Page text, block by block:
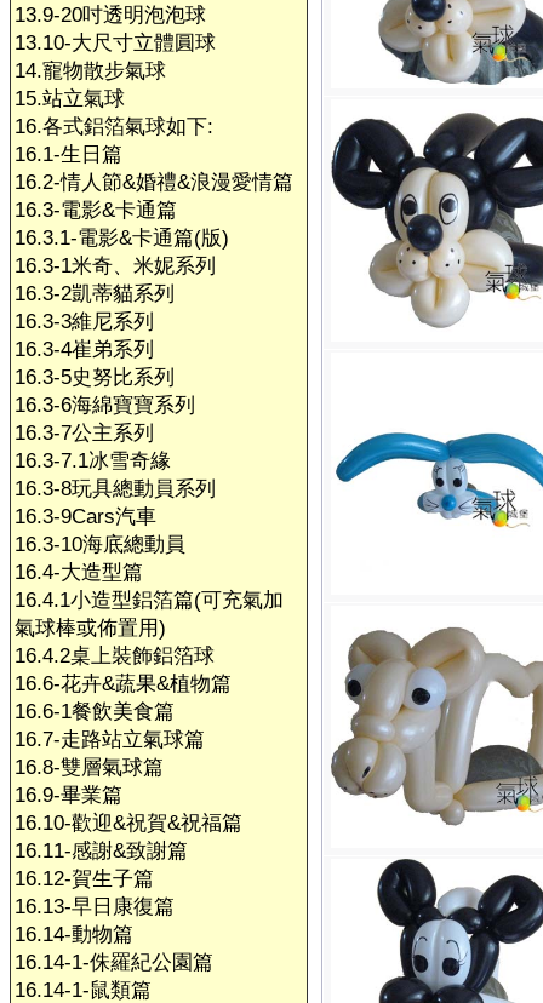
13.9-20吋透明泡泡球
13.10-大尺寸立體圓球
14.寵物散步氣球
15.站立氣球
16.各式鋁箔氣球如下:
16.1-生日篇
16.2-情人節&婚禮&浪漫愛情篇
16.3-電影&卡通篇
16.3.1-電影&卡通篇(版)
16.3-1米奇、米妮系列
16.3-2凱蒂貓系列
16.3-3維尼系列
16.3-4崔弟系列
16.3-5史努比系列
16.3-6海綿寶寶系列
16.3-7公主系列
16.3-7.1冰雪奇緣
16.3-8玩具總動員系列
16.3-9Cars汽車
16.3-10海底總動員
16.4-大造型篇
16.4.1小造型鋁箔篇(可充氣加
氣球棒或佈置用)
16.4.2桌上裝飾鋁箔球
16.6-花卉&蔬果&植物篇
16.6-1餐飲美食篇
16.7-走路站立氣球篇
16.8-雙層氣球篇
16.9-畢業篇
16.10-歡迎&祝賀&祝福篇
16.11-感謝&致謝篇
16.12-賀生子篇
16.13-早日康復篇
16.14-動物篇
16.14-1-侏羅紀公園篇
16.14-1-鼠類篇